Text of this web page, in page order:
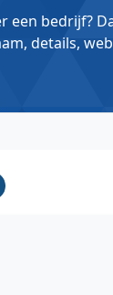
bedrijf?
details,